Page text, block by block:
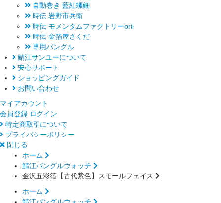
自動巻き 藍紅螺鈿
時伝 岩野市兵衛
時伝 モメンタムファクトリーorii
時伝 金箔屋さくだ
専用バングル
鯖江サンユーについて
安心サポート
ショッピングガイド
お問い合わせ
マイアカウント
会員登録 ログイン
特定商取引について
プライバシーポリシー
閉じる
ホーム
鯖江バングルウォッチ
金沢五彩箔【古代紫色】スモールフェイス
ホーム